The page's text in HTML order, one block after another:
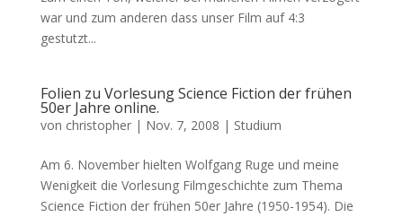
war und zum anderen dass unser Film auf 4:3
gestutzt...
Folien zu Vorlesung Science Fiction der frühen
50er Jahre online.
von christopher| Nov. 7, 2008 | Studium
Am 6. November hielten Wolfgang Ruge und meine
Wenigkeit die Vorlesung Filmgeschichte zum Thema
Science Fiction der frühen 50er Jahre (1950-1954). Die